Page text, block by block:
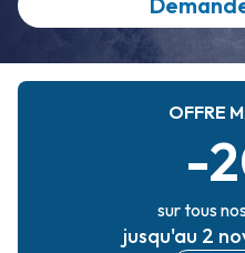
OFFRE
-
sur tous
jusqu'au 2